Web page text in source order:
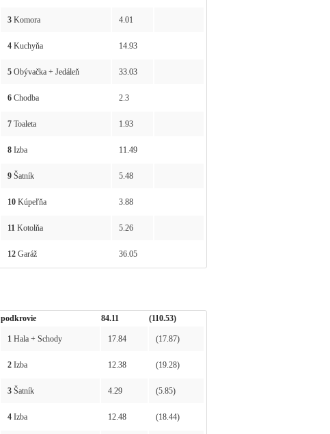
3Komora 4.01
4Kuchyňa 14.93
5Obývačka + Jedáleň 33.03
6Chodba 2.3
7Toaleta 1.93
8Izba 11.49
9Šatník 5.48
10Kúpeľňa 3.88
11Kotolňa 5.26
12Garáž 36.05
podkrovie 84.11 (110.53)
1Hala + Schody 17.84 (17.87)
2Izba 12.38 (19.28)
3Šatník 4.29 (5.85)
4Izba 12.48 (18.44)